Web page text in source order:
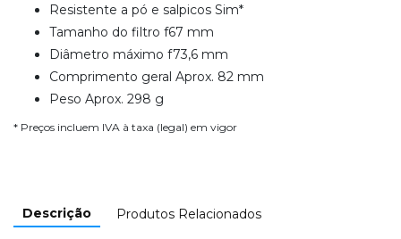
Resistente a pó e salpicos Sim*
Tamanho do filtro f67 mm
Diâmetro máximo f73,6 mm
Comprimento geral Aprox. 82 mm
Peso Aprox. 298 g
* Preços incluem IVA à taxa (legal) em vigor
Descrição Produtos Relacionados